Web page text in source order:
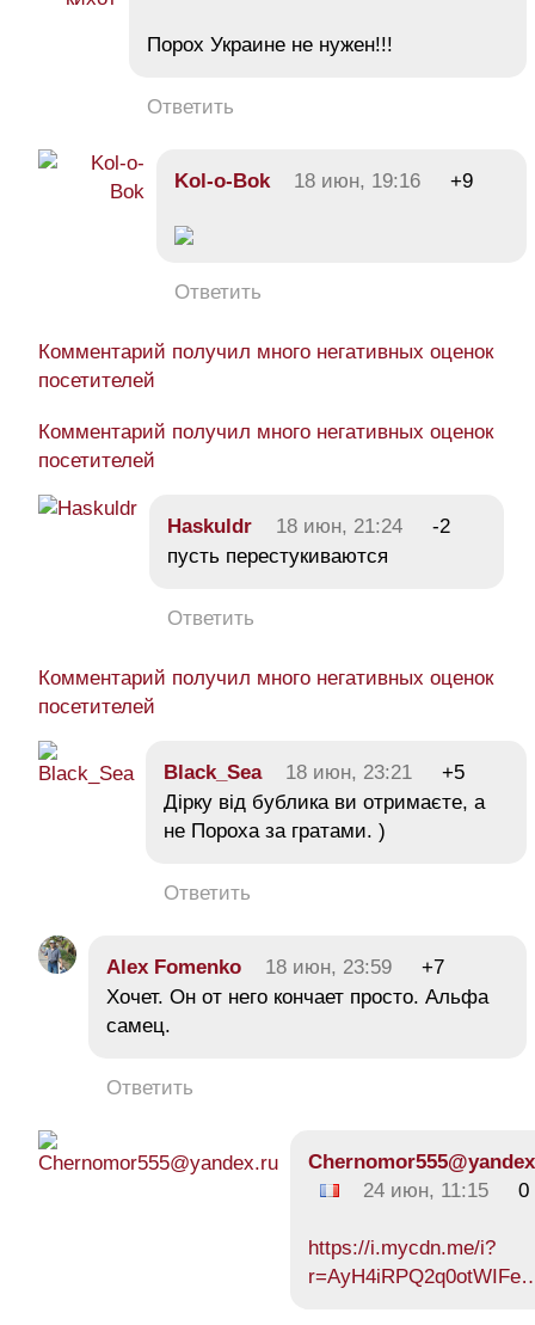
Порох Украине не нужен!!!
Ответить
Kol-o-Bok 18 июн, 19:16 +9
Ответить
Комментарий получил много негативных оценок
посетителей
Комментарий получил много негативных оценок
посетителей
Haskuldr 18 июн, 21:24
-2
пусть перестукиваются
Ответить
Комментарий получил много негативных оценок
посетителей
Black_Sea 18 июн, 23:21
+5
Дірку від бублика ви отримаєте, а
не Пороха за гратами. )
Ответить
Alex Fomenko 18 июн, 23:59
+7
Хочет. Он от него кончает просто. Альфа
самец.
Ответить
24 июн, 11:15
0
https://i.mycdn.me/i?